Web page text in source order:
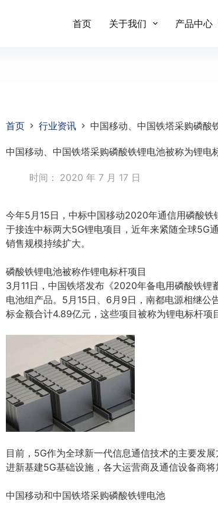
首页 关于我们 产品中心
首页 行业资讯 中国移动、中国铁塔采购磷酸
中国移动、中国铁塔采购磷酸铁锂电池被称为锂电
时间： 2020 年 7 月 17 日
今年5月15日，中标中国移动2020年通信用磷酸铁
于接连中标两大5G锂电项目，近年来紧随全球5G
销售规模持续扩大。
磷酸铁锂电池被称作锂电标杆项目
3月11日，中国铁塔发布《2020年备电用磷酸铁
电池组产品。5月15日、6月9日，南都电源相继公
标金额合计4.89亿元，这些项目被称为锂电标杆项
目前，5G作为全球新一代信息通信技术的主要发
进新基建5G基础设施，各大运营商及通信设备商
中国移动和中国铁塔采购磷酸铁锂电池